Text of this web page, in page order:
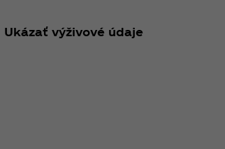
Ukázať výživové údaje